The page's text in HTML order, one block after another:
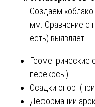
Создаём
мм. Сравнение с
есть) выявляет:
Геометрические
перекосы).
Осадки опор
Деформации